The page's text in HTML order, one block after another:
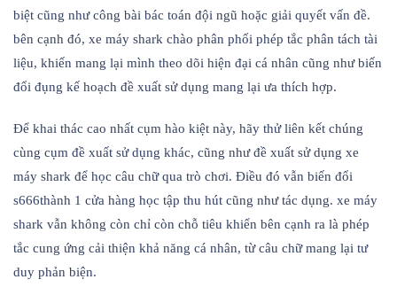
biệt cũng như công bài bác toán đội ngũ hoặc giải quyết vấn đề.
bên cạnh đó, xe máy shark chào phân phối phép tắc phân tách tài
liệu, khiến mang lại mình theo dõi hiện đại cá nhân cũng như biến
đổi đụng kế hoạch đề xuất sử dụng mang lại ưa thích hợp.
Để khai thác cao nhất cụm hào kiệt này, hãy thử liên kết chúng
cùng cụm đề xuất sử dụng khác, cũng như đề xuất sử dụng xe
máy shark để học câu chữ qua trò chơi. Điều đó vẫn biến đổi
s666thành 1 cửa hàng học tập thu hút cũng như tác dụng. xe máy
shark vẫn không còn chỉ còn chỗ tiêu khiển bên cạnh ra là phép
tắc cung ứng cải thiện khả năng cá nhân, từ câu chữ mang lại tư
duy phản biện.